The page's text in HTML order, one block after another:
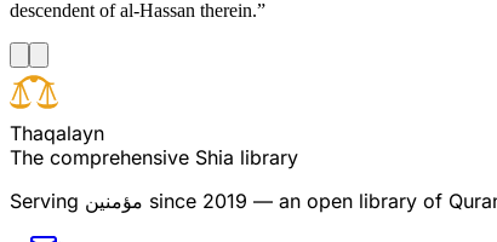
descendent of al-Hassan therein.”
Thaqalayn
The comprehensive Shia library
Serving مؤمنین since 2019 — an open library of